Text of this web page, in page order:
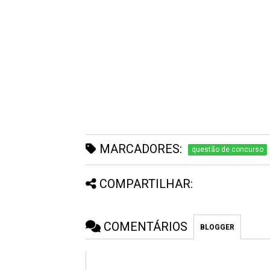
MARCADORES: questão de concurso
COMPARTILHAR:
COMENTÁRIOS BLOGGER